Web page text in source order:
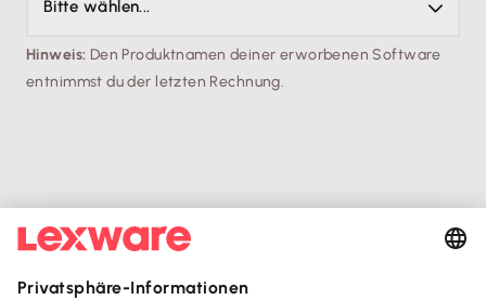
Bitte wählen...
Hinweis: Den Produktnamen deiner erworbenen Software
entnimmst du der letzten Rechnung.